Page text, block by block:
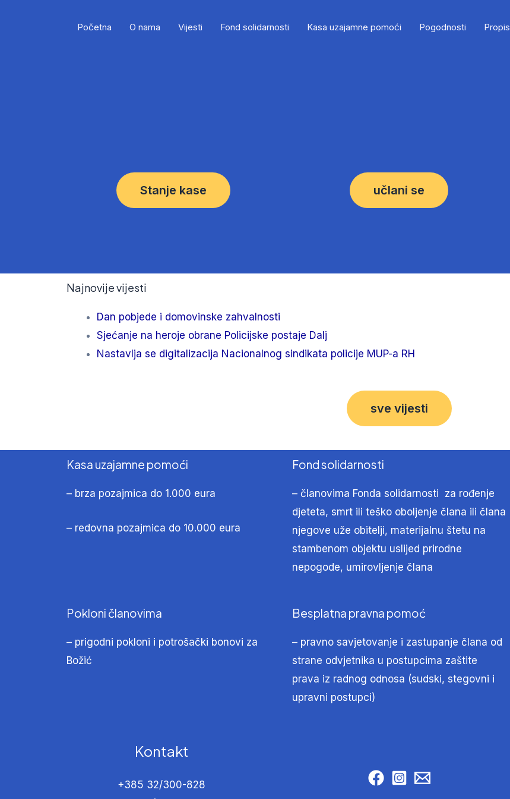
Početna O nama Vijesti Fond solidarnosti Kasa uzajamne pomoći Pogodnosti
Stanje kase učlani se
Najnovije vijesti
Dan pobjede i domovinske zahvalnosti
Sjećanje na heroje obrane Policijske postaje Dalj
Nastavlja se digitalizacija Nacionalnog sindikata policije MUP-a RH
sve vijesti
Kasa uzajamne pomoći
– brza pozajmica do 1.000 eura
– redovna pozajmica do 10.000 eura
Fond solidarnosti
– članovima Fonda solidarnosti za rođenje
djeteta, smrt ili teško oboljenje člana ili člana
njegove uže obitelji, materijalnu štetu na
stambenom objektu uslijed prirodne
nepogode, umirovljenje člana
Pokloni članovima
– prigodni pokloni i potrošački bonovi za
Božić
Besplatna pravna pomoć
– pravno savjetovanje i zastupanje člana od
strane odvjetnika u postupcima zaštite
prava iz radnog odnosa (sudski, stegovni i
upravni postupci)
Kontakt
+385 32/300-828